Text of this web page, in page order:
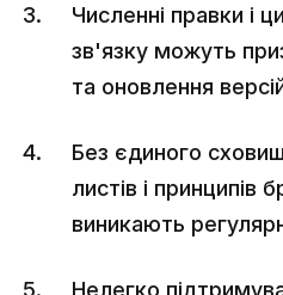
Численні правки і
зв'язку можуть
та оновлення
Без єдиного
листів і принципів
виникають
Нелегко